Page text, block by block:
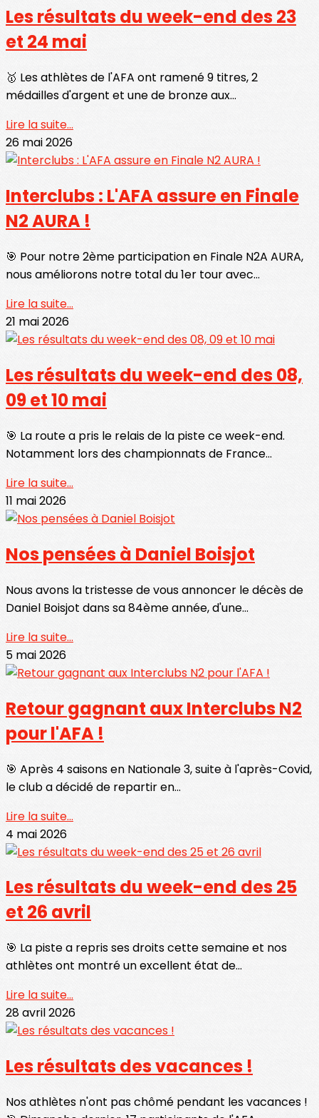
Les résultats du week-end des 23
et 24 mai
🥇 Les athlètes de l'AFA ont ramené 9 titres, 2
médailles d'argent et une de bronze aux...
Lire la suite...
26 mai 2026
Interclubs : L'AFA assure en Finale
N2 AURA !
🎯 Pour notre 2ème participation en Finale N2A AURA,
nous améliorons notre total du 1er tour avec...
Lire la suite...
21 mai 2026
Les résultats du week-end des 08,
09 et 10 mai
🎯 La route a pris le relais de la piste ce week-end.
Notamment lors des championnats de France...
Lire la suite...
11 mai 2026
Nos pensées à Daniel Boisjot
Nous avons la tristesse de vous annoncer le décès de
Daniel Boisjot dans sa 84ème année, d'une...
Lire la suite...
5 mai 2026
Retour gagnant aux Interclubs N2
pour l'AFA !
🎯 Après 4 saisons en Nationale 3, suite à l'après-Covid,
le club a décidé de repartir en...
Lire la suite...
4 mai 2026
Les résultats du week-end des 25
et 26 avril
🎯 La piste a repris ses droits cette semaine et nos
athlètes ont montré un excellent état de...
Lire la suite...
28 avril 2026
Les résultats des vacances !
Nos athlètes n'ont pas chômé pendant les vacances !